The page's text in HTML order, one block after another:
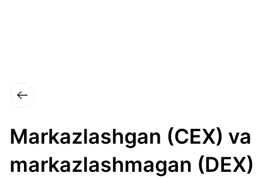
Markazlashgan (CEX) va
markazlashmagan (DEX)